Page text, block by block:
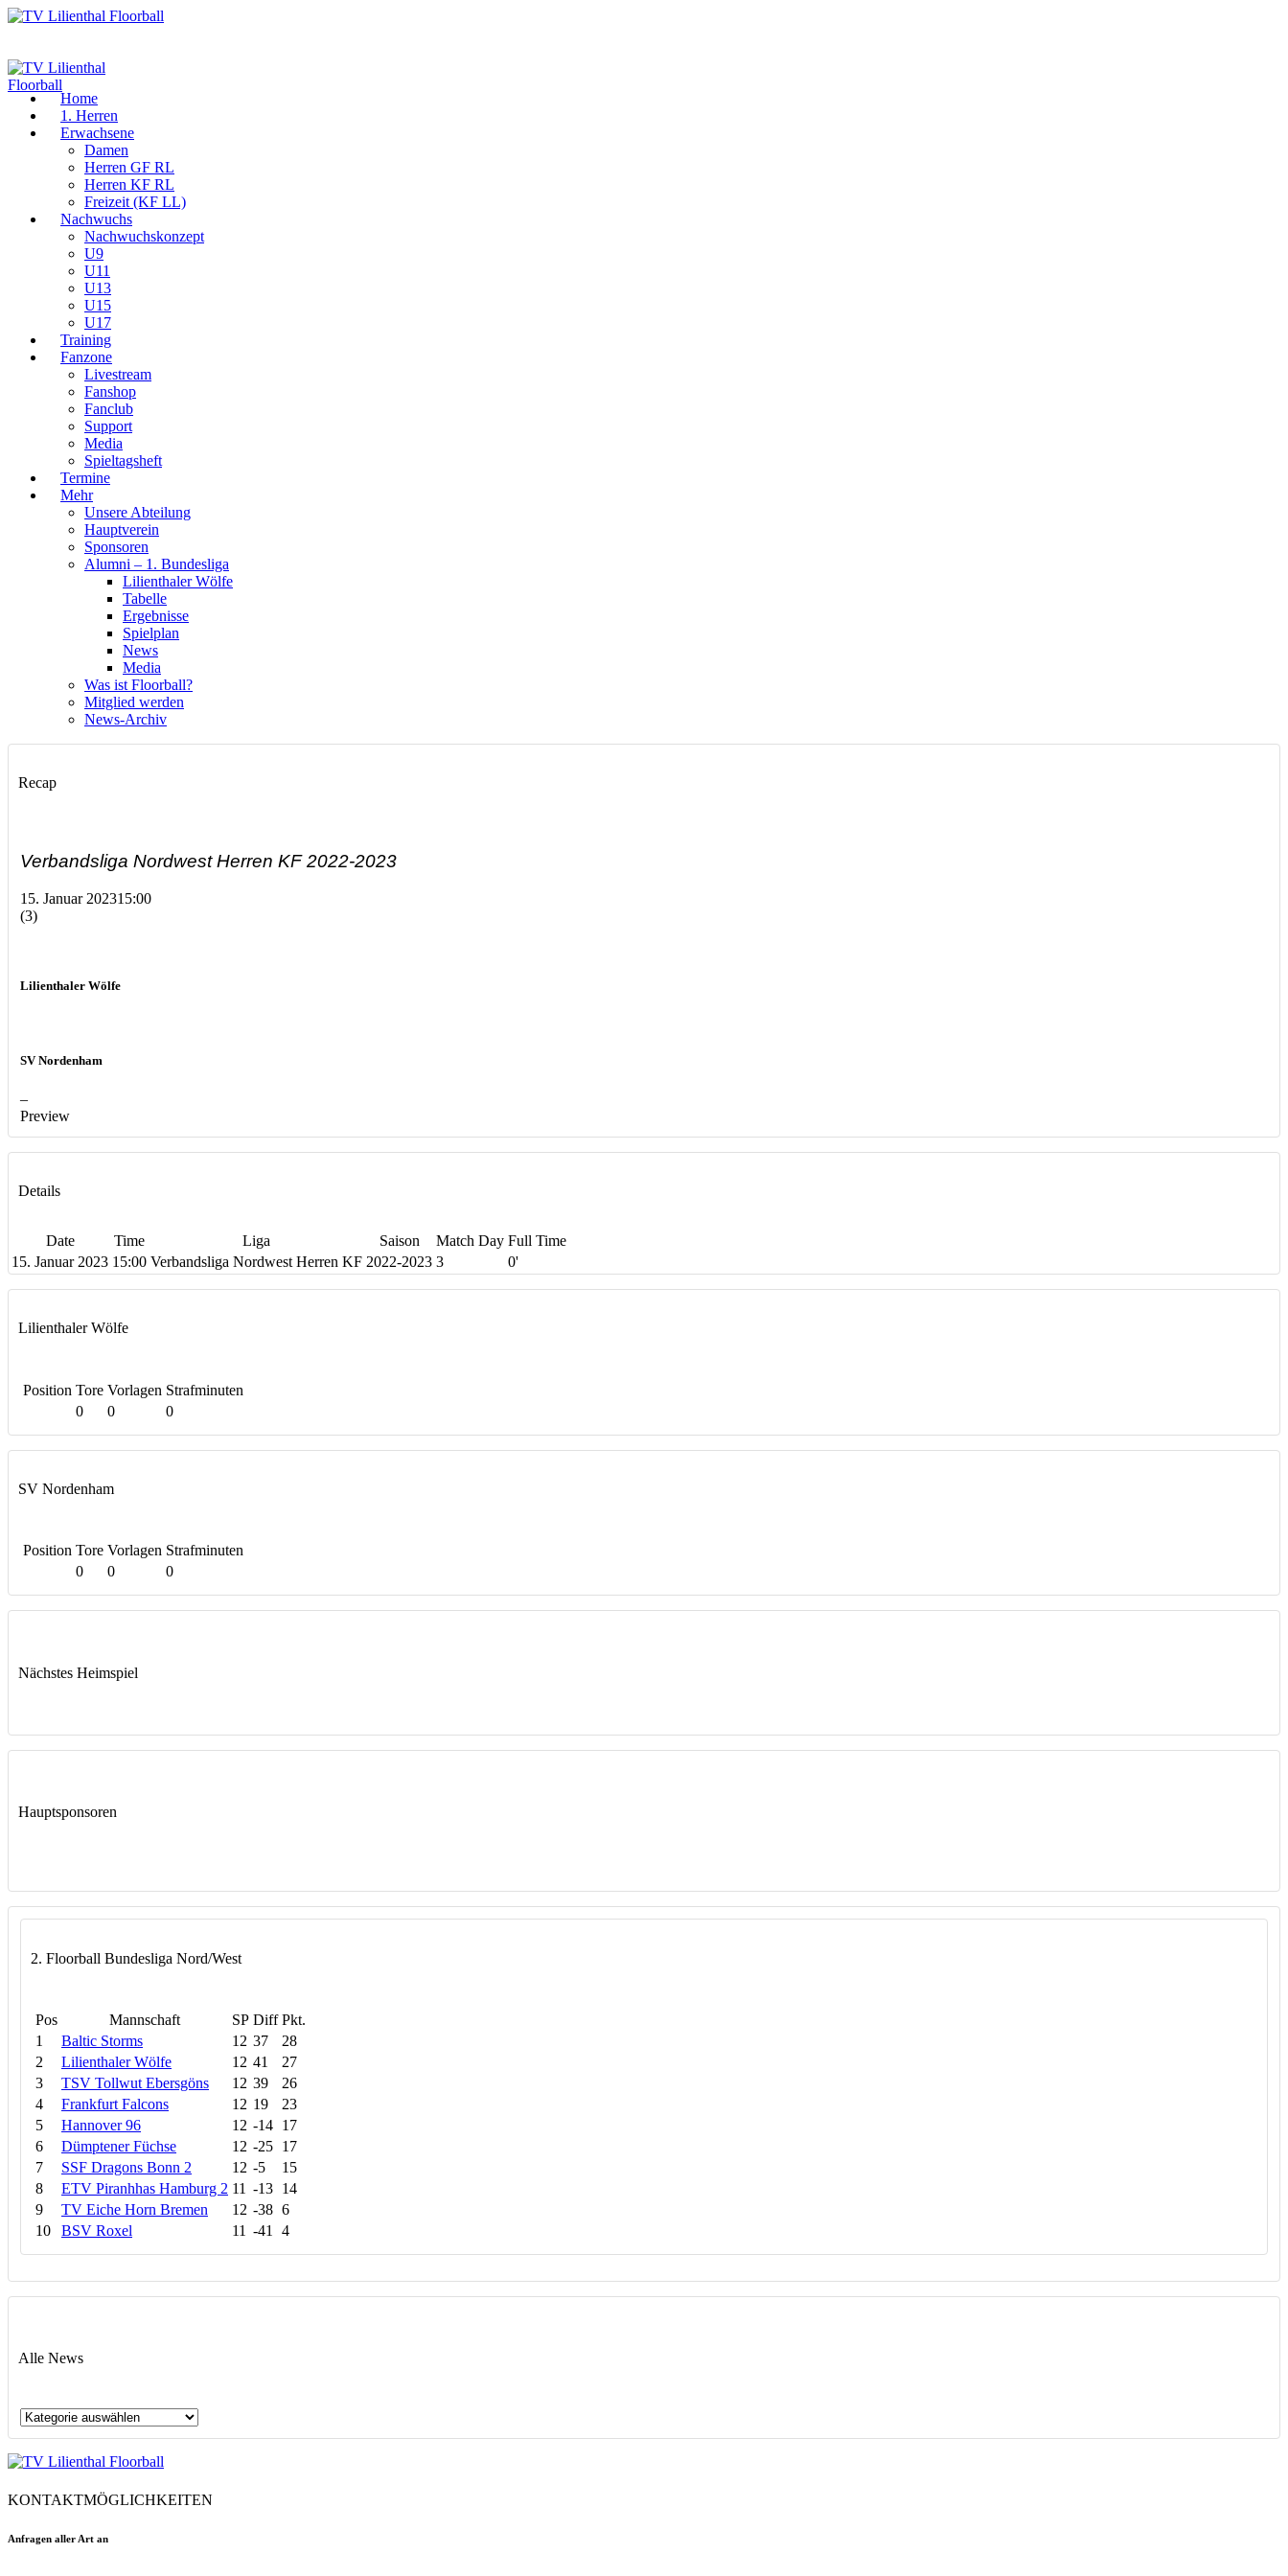
Home
1. Herren
Erwachsene
Damen
Herren GF RL
Herren KF RL
Freizeit (KF LL)
Nachwuchs
Nachwuchskonzept
U9
U11
U13
U15
U17
Training
Fanzone
Livestream
Fanshop
Fanclub
Support
Media
Spieltagsheft
Termine
Mehr
Unsere Abteilung
Hauptverein
Sponsoren
Alumni – 1. Bundesliga
Lilienthaler Wölfe
Tabelle
Ergebnisse
Spielplan
News
Media
Was ist Floorball?
Mitglied werden
News-Archiv
Recap
Verbandsliga Nordwest Herren KF 2022-2023
15. Januar 202315:00
(3)
Lilienthaler Wölfe
SV Nordenham
–
Preview
Details
Date Time Liga Saison Match Day Full Time
15. Januar 2023 15:00 Verbandsliga Nordwest Herren KF 2022-2023 3 0'
Lilienthaler Wölfe
Position Tore Vorlagen Strafminuten
0
0 0
SV Nordenham
Position Tore Vorlagen Strafminuten
0
0 0
Nächstes Heimspiel
Hauptsponsoren
2. Floorball Bundesliga Nord/West
Pos Mannschaft SP Diff Pkt.
1
Baltic Storms 12 37
28
2
Lilienthaler Wölfe 12 41
27
3
TSV Tollwut Ebersgöns 12 39
26
4
Frankfurt Falcons 12 19
23
5
Hannover 96 12 -14 17
6
Dümptener Füchse 12 -25 17
7
SSF Dragons Bonn 2 12 -5
15
8
ETV Piranhhas Hamburg 2 11 -13 14
9
TV Eiche Horn Bremen 12 -38 6
10
BSV Roxel 11 -41 4
Alle News
Alle
KONTAKTMÖGLICHKEITEN
Anfragen aller Art an